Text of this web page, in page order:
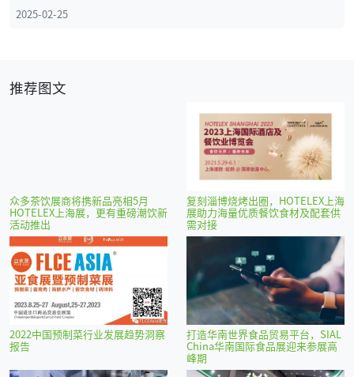
2025-02-25
推荐图文
众多茶饮展商将携新品亮相5月
HOTELEX上海展，更有重磅潮饮新
活动推出
复刻淄博烧烤出圈，HOTELEX上海
展助力海量优质餐饮食材及配套供
需对接
2022中国预制菜行业发展趋势洞察
报告
打造华南世界食品贸易平台，SIAL
China华南国际食品展迎来参展高
峰期